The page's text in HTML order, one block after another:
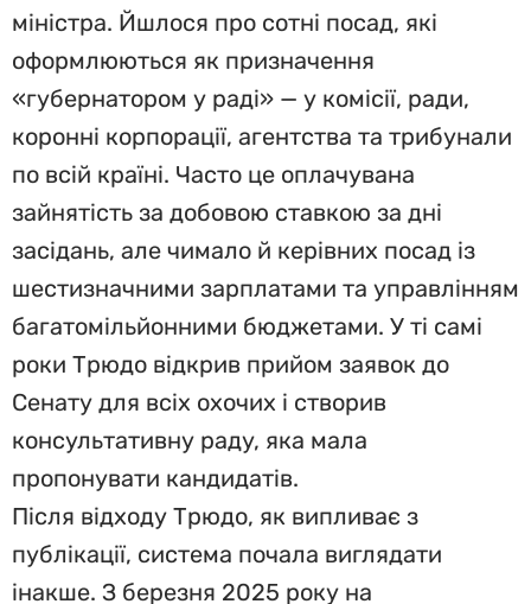
міністра. Йшлося про сотні посад, які
оформлюються як призначення
«губернатором у раді» — у комісії, ради,
коронні корпорації, агентства та трибунали
по всій країні. Часто це оплачувана
зайнятість за добовою ставкою за дні
засідань, але чимало й керівних посад із
шестизначними зарплатами та управлінням
багатомільйонними бюджетами. У ті самі
роки Трюдо відкрив прийом заявок до
Сенату для всіх охочих і створив
консультативну раду, яка мала
пропонувати кандидатів.
Після відходу Трюдо, як випливає з
публікації, система почала виглядати
інакше. З березня 2025 року на